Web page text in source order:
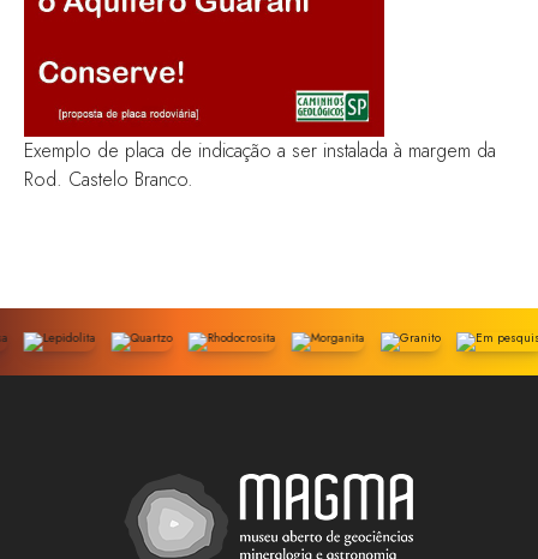
Exemplo de placa de indicação a ser instalada à margem da
Rod. Castelo Branco.